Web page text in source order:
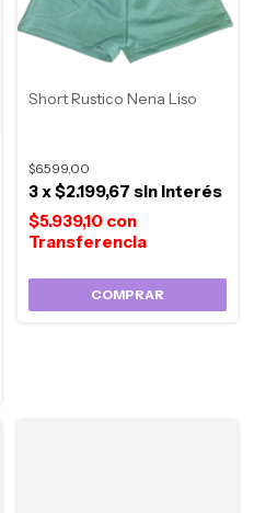
Short Rustico Nena Liso
$6.599,00
$5.939,10 con
3x$2.199,67 sin interés
COMPRAR